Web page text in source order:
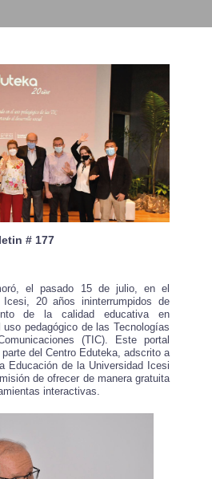
# 177
el pasado 15 de julio, en el
20 años ininterrumpidos de
de la calidad educativa en
pedagógico de las Tecnologías
(TIC). Este portal
del Centro Eduteka, adscrito a
Educación de la Universidad Icesi
de ofrecer de manera gratuita
interactivas.